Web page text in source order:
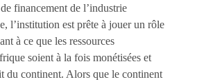
financement de l’industrie
l’institution est prête à jouer un rôle
à ce que les ressources
soient à la fois monétisées et
du continent. Alors que le continent